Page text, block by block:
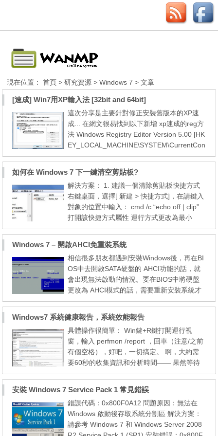
現在位置：首頁 >研究資源 >Windows 7 > 文章
[速成] Win7用XP輸入法 [32bit and 64bit]
這次分享是主要針對修正安裝舊版本的XP速
成... 在網文很易找到以下新增 xp速成的reg方
法 Windows Registry Editor Version 5.00 [HK
EY_LOCAL_MACHINE\SYSTEM\CurrentCon
trolSet\Control\Keyboard Layouts\E0030404]
"Layout File"="kbdus.dll" "Layout Text"="Win
XP 舊版 - 速成" "IME File"="quickxp.ime" "La
yout Display Name"="@%SystemRoot%\syst
em32\input.dll,-5111" 其實紅字內的 kbdus.dll
字體...
如何在 Windows 7 下一鍵清空剪貼板?
解決方案： 1. 建議一個清除剪貼板快捷方式
右鍵桌面，選擇[ 新建 > 快捷方式]，在請鍵入
對象的位置中輸入： cmd /c “echo off | clip”
打開該快捷方式屬性 運行方式更改為最小
化，還可以更改圖標，文件%SystemRoot%\s
標。 2. 右鍵菜單添加清空剪貼板 如何在Win
7 下一鍵清空剪貼板[圖] 需 要修改註冊表（ W
in + R > regedit 打開註冊表編輯器），...
Windows 7 – 開啟AHCI免重裝系統
相信很多朋友都遇到安裝Windows後，再在BI
OS中去開啟SATA硬盤的 AHCI功能的話，就
會出現無法啟動的情況。要在BIOS中將硬盤
更改為 AHCI模式的話，需要重新安裝系統才
行。那麼有沒有不用重裝系統， 即可以開啟
硬盤 AHCI模式的辦法呢？ 修改註冊表後開啟
AHCI模式 1.單擊「開始」按鈕，在搜索框中
鍵入「regedit」（如圖1），按下回車鍵，打
開「註冊表編輯器」窗口。 Windows7雖然在
「開始」菜單默認不顯示「運...
Windows7 系統健康報告，系統效能報告
具體操作很簡單： Win鍵+R鍵打開運行視
窗，輸入 perfmon /report ，回車（注意/之前
有個空格），好吧，一切搞定。 啊，大約需
要60秒的收集資訊和分析時間—— 果然等待
了1分鐘後，出來了非常詳盡的硬體和軟體方
—— 這裡面的資訊比較豐富，軟體配置、硬
體設定、CPU、網路流量、磁片性能、記憶體
資訊等等應有盡有。雖然，不能和專業的協力
廠商工具相比，但是，畢竟是...
安裝 Windows 7 Service Pack 1 常見錯誤
錯誤代碼：0x800F0A12 問題原因：無法在
Windows 啟動後存取系統分割區 解決方案：
請參考 Windows 7 和 Windows Server 2008